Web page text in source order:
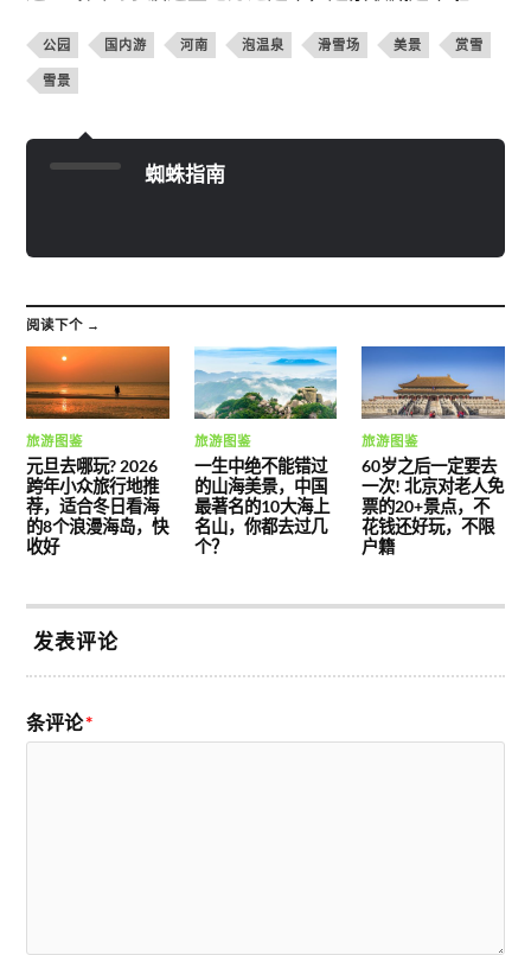
公园 国内游 河南 泡温泉 滑雪场 美景 赏雪
雪景
蜘蛛指南
阅读下个 →
旅游图鉴
元旦去哪玩? 2026
跨年小众旅行地推
荐，适合冬日看海
的8个浪漫海岛，快
收好
旅游图鉴
一生中绝不能错过
的山海美景，中国
最著名的10大海上
名山，你都去过几
个？
旅游图鉴
60岁之后一定要去
一次! 北京对老人免
票的20+景点，不
花钱还好玩，不限
户籍
发表评论
条评论*